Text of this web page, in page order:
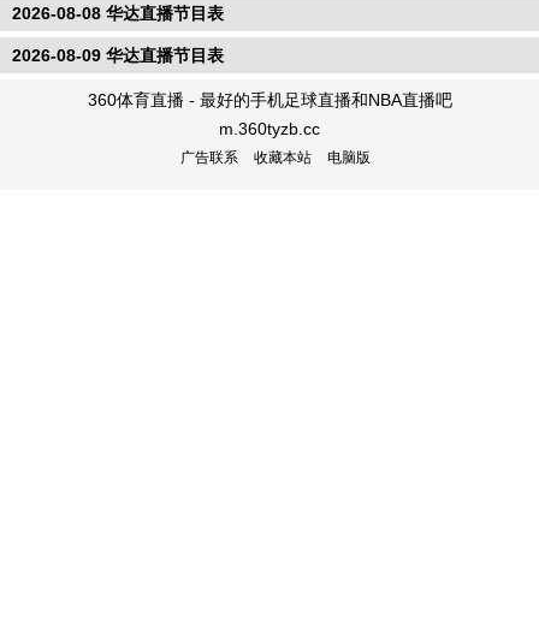
2026-08-08 华达直播节目表
2026-08-09 华达直播节目表
360体育直播 - 最好的手机足球直播和NBA直播吧
m.360tyzb.cc
广告联系 收藏本站 电脑版